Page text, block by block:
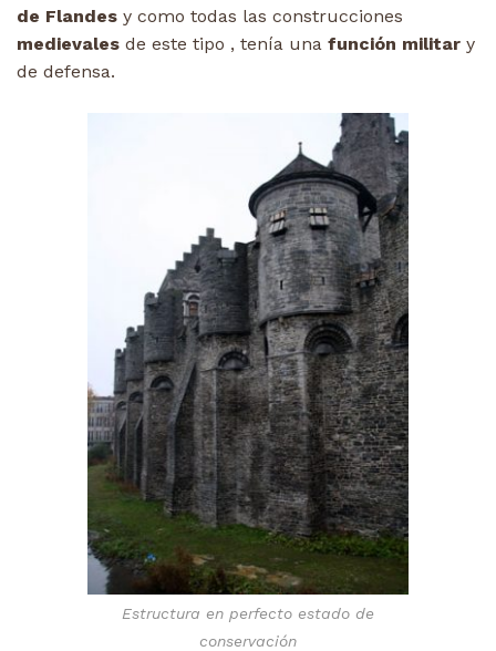
de Flandes y como todas las construcciones
medievales de este tipo , tenía una función militar y
de defensa.
Estructura en perfecto estado de
conservación